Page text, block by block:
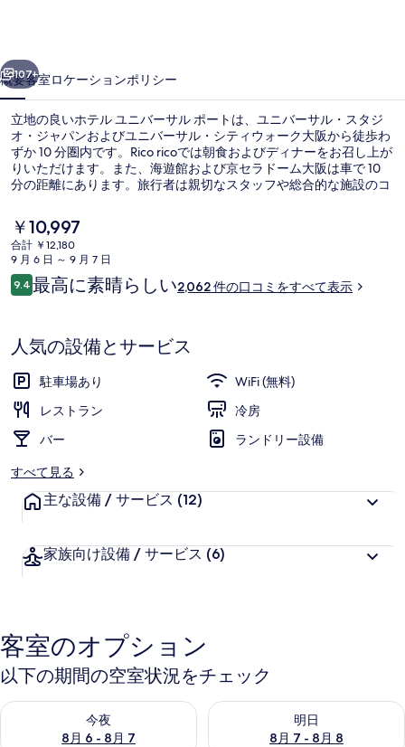
サ
ル
ポ
ー
ト
の
写
真
ギ
ャ
ラ
リ
ー
次へ
107+
概要客室ロケーションポリシー
立地の良いホテル ユニバーサル ポートは、ユニバーサル・スタジ
オ・ジャパンおよびユニバーサル・シティウォーク大阪から徒歩わ
ずか 10 分圏内です。Rico ricoでは朝食およびディナーをお召し上が
りいただけます。また、海遊館および京セラドーム大阪は車で 10
分の距離にあります。旅行者は親切なスタッフや総合的な施設のコ
機関を利用できます。ユニバーサルシティ駅までは 3 分、桜島駅ま
では 11 分です。
現
在
の
料
金
で
す
￥10,997
合計 ￥12,180
9 月 6 日 ～ 9 月 7 日
口
コ
9.410段階中9.4
最高に素晴らしい2,062 件の口コミをすべて表示
人気の設備とサービス
駐車場あり
WiFi (無料)
レストラン
冷房
バー
ランドリー設備
すべて見る
主な設備 / サービス (12)
家族向け設備 / サービス (6)
客室のオプション
以下の期間の空室状況をチェック
今夜
8月 6 - 8月 7
今夜 8月 6 - 8月 7 の空室状況をチェック
明日
8月 7 - 8月 8
明日 8月 7 - 8月 8 の空室状況